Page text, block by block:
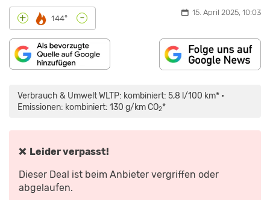
+ 144° - 15. April 2025, 10:03
Verbrauch & Umwelt WLTP: kombiniert: 5,8 l/100 km* •
Emissionen: kombiniert: 130 g/km CO2*
❌ Leider verpasst!
Dieser Deal ist beim Anbieter vergriffen oder
abgelaufen.
C4
KOMFORT
KANN
AUTO
UND
SPORT“
VON
YOUTUBE